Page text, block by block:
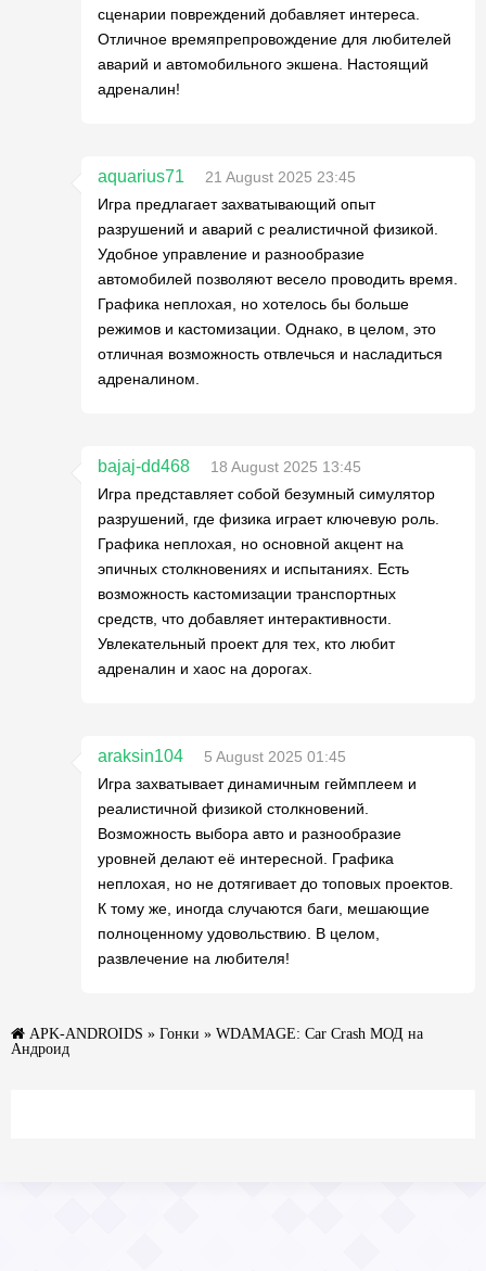
сценарии повреждений добавляет интереса.
Отличное времяпрепровождение для любителей
аварий и автомобильного экшена. Настоящий
адреналин!
aquarius71
21 August 2025 23:45
Игра предлагает захватывающий опыт
разрушений и аварий с реалистичной физикой.
Удобное управление и разнообразие
автомобилей позволяют весело проводить время.
Графика неплохая, но хотелось бы больше
режимов и кастомизации. Однако, в целом, это
отличная возможность отвлечься и насладиться
адреналином.
bajaj-dd468
18 August 2025 13:45
Игра представляет собой безумный симулятор
разрушений, где физика играет ключевую роль.
Графика неплохая, но основной акцент на
эпичных столкновениях и испытаниях. Есть
возможность кастомизации транспортных
средств, что добавляет интерактивности.
Увлекательный проект для тех, кто любит
адреналин и хаос на дорогах.
araksin104
5 August 2025 01:45
Игра захватывает динамичным геймплеем и
реалистичной физикой столкновений.
Возможность выбора авто и разнообразие
уровней делают её интересной. Графика
неплохая, но не дотягивает до топовых проектов.
К тому же, иногда случаются баги, мешающие
полноценному удовольствию. В целом,
развлечение на любителя!
APK-ANDROIDS » Гонки » WDAMAGE: Car Crash МОД на
Андроид